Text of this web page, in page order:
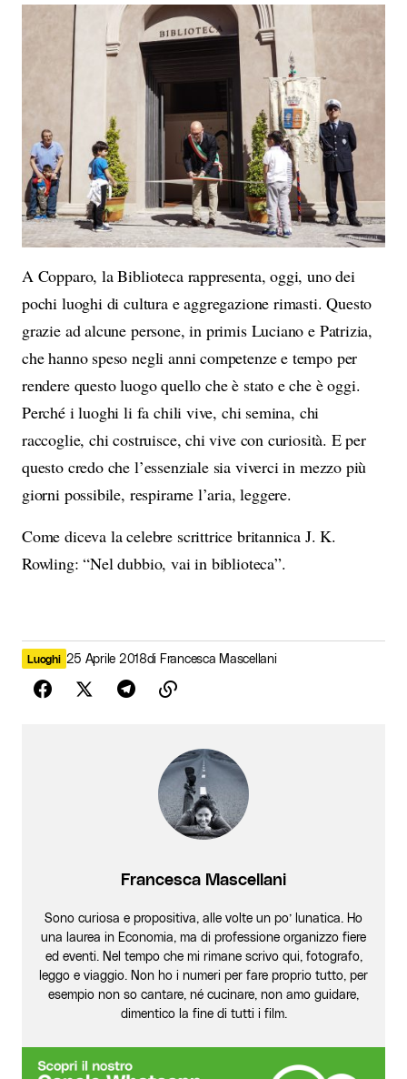
A Copparo, la Biblioteca rappresenta, oggi, uno dei
pochi luoghi di cultura e aggregazione rimasti. Questo
grazie ad alcune persone, in primis Luciano e Patrizia,
che hanno speso negli anni competenze e tempo per
rendere questo luogo quello che è stato e che è oggi.
Perché i luoghi li fa chili vive, chi semina, chi
raccoglie, chi costruisce, chi vive con curiosità. E per
questo credo che l’essenziale sia viverci in mezzo più
giorni possibile, respirarne l’aria, leggere.
Come diceva la celebre scrittrice britannica J. K.
Rowling: “Nel dubbio, vai in biblioteca”.
Luoghi 25 Aprile 2018di Francesca Mascellani
Francesca Mascellani
Sono curiosa e propositiva, alle volte un po’ lunatica. Ho
una laurea in Economia, ma di professione organizzo fiere
ed eventi. Nel tempo che mi rimane scrivo qui, fotografo,
leggo e viaggio. Non ho i numeri per fare proprio tutto, per
esempio non so cantare, né cucinare, non amo guidare,
dimentico la fine di tutti i film.